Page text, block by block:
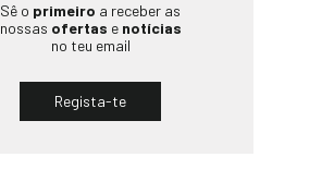
Sê o primeiro a receber as
nossas ofertas e notícias
no teu email
Regista-te